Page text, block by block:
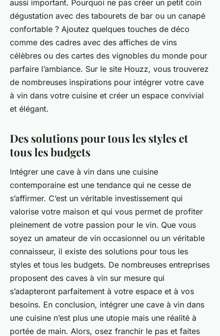
aussi important. Pourquoi ne pas créer un petit coin
dégustation avec des tabourets de bar ou un canapé
confortable ? Ajoutez quelques touches de déco
comme des cadres avec des affiches de vins
célèbres ou des cartes des vignobles du monde pour
parfaire l’ambiance. Sur le site Houzz, vous trouverez
de nombreuses inspirations pour intégrer votre cave
à vin dans votre cuisine et créer un espace convivial
et élégant.
Des solutions pour tous les styles et
tous les budgets
Intégrer une cave à vin dans une cuisine
contemporaine est une tendance qui ne cesse de
s’affirmer. C’est un véritable investissement qui
valorise votre maison et qui vous permet de profiter
pleinement de votre passion pour le vin. Que vous
soyez un amateur de vin occasionnel ou un véritable
connaisseur, il existe des solutions pour tous les
styles et tous les budgets. De nombreuses entreprises
proposent des caves à vin sur mesure qui
s’adapteront parfaitement à votre espace et à vos
besoins. En conclusion, intégrer une cave à vin dans
une cuisine n’est plus une utopie mais une réalité à
portée de main. Alors, osez franchir le pas et faites